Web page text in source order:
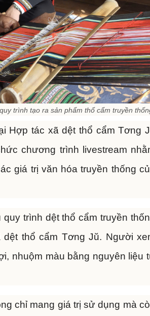
trình tạo ra sản phẩm thổ cẩm truyền
Hợp tác xã dệt thổ cẩm Tơng
chương trình livestream
giá trị văn hóa truyền thống
trình dệt thổ cẩm truyền
thổ cẩm Tơng Jŭ. Người
nhuộm màu bằng nguyên liệu
chỉ mang giá trị sử dụng mà